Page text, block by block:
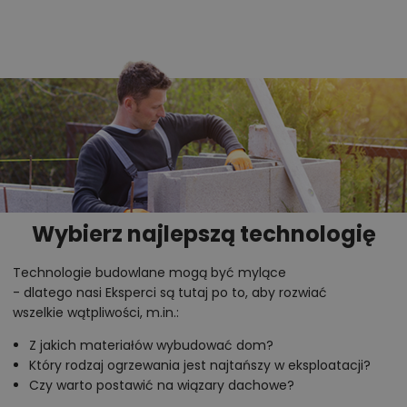
zawiera pokoje nocne. Rozlokowano tu trzy sypialnie,
w tym dwie z dostępem do balkonu. Oprócz tego
wygodę użytkowania zwiększa niewielkie WC.
Chcesz uzyskać więcej informacji o tym
projekcie, na przykład:
polecane przez architekta zmiany,
możliwości wprowadzania modyfikacji,
projekty podobne - o zbliżonym układzie lub
parametrach,
optymalizacja kosztów budowy domu według
tego projektu,
informacje szczegółowe - np. wymiary
Wybierz najlepszą technologię
Technologie budowlane mogą być mylące
- dlatego nasi Eksperci są tutaj po to, aby rozwiać
wszelkie wątpliwości, m.in.:
Z jakich materiałów wybudować dom?
Który rodzaj ogrzewania jest najtańszy w eksploatacji?
Czy warto postawić na wiązary dachowe?